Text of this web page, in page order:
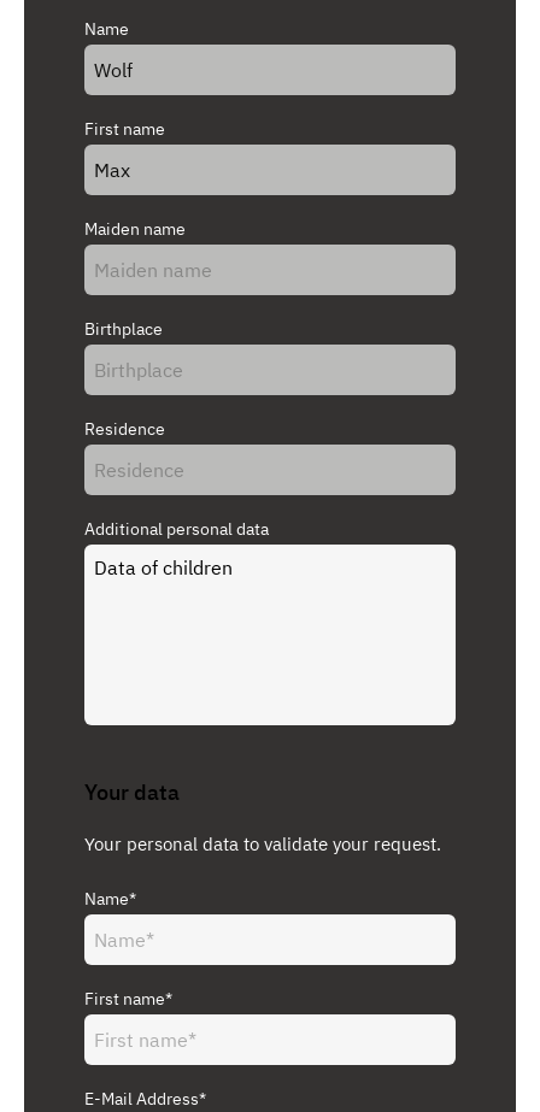
Name
First name
Maiden name
Birthplace
Residence
Additional personal data
Your data
Your personal data to validate your request.
Name*
First name*
E-Mail Address*